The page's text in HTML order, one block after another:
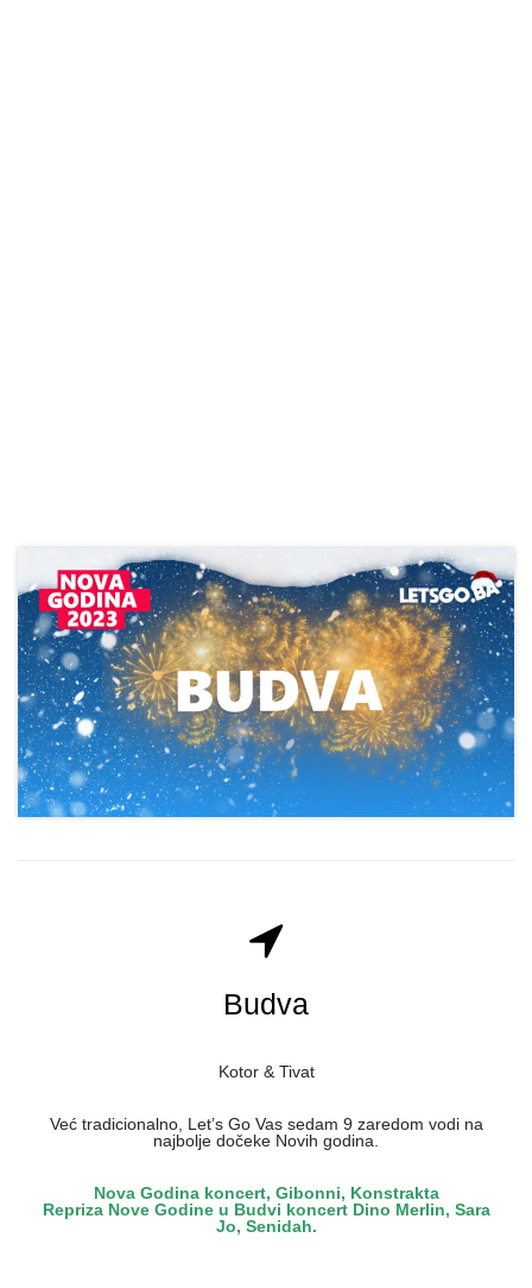
Budva
Kotor & Tivat
Već tradicionalno, Let’s Go Vas sedam 9 zaredom vodi na
najbolje dočeke Novih godina.
Nova Godina koncert, Gibonni, Konstrakta
Repriza Nove Godine u Budvi koncert Dino Merlin, Sara
Jo, Senidah.